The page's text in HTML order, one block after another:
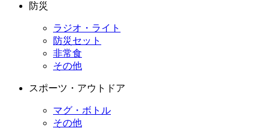
防災
ラジオ・ライト
防災セット
非常食
その他
スポーツ・アウトドア
マグ・ボトル
その他